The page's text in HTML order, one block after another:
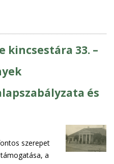
kincsestára 33. –
és
szerepet
a